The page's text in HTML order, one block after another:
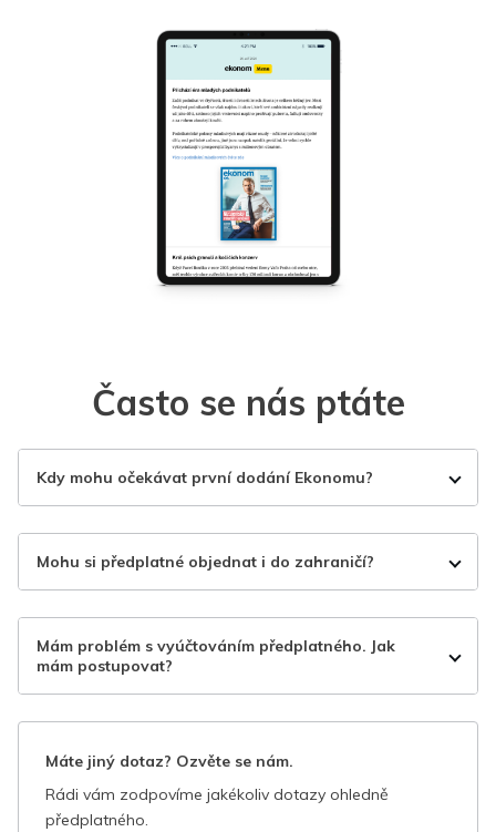
Často se nás ptáte
Kdy mohu očekávat první dodání Ekonomu?
Mohu si předplatné objednat i do zahraničí?
Mám problém s vyúčtováním předplatného. Jak
mám postupovat?
Máte jiný dotaz? Ozvěte se nám.
Rádi vám zodpovíme jakékoliv dotazy ohledně
předplatného.